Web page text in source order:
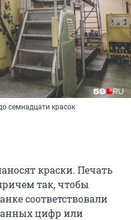
семнадцати красок
краски. Печать
так, чтобы
соответствовали
цифр или